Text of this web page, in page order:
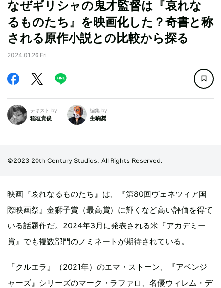
なぜギリシャの鬼才監督は『哀れな
るものたち』を映画化した？奇書と称
される原作小説との比較から探る
2024.01.26 Fri
テキスト by
稲垣貴俊
編集 by
生駒奨
©2023 20th Century Studios. All Rights Reserved.
映画『哀れなるものたち』は、『第80回ヴェネツィア国
際映画祭』金獅子賞（最高賞）に輝くなど高い評価を得て
いる話題作だ。2024年3月に発表される米『アカデミー
賞』でも複数部門のノミネートが期待されている。
『クルエラ』（2021年）のエマ・ストーン、『アベンジ
ャーズ』シリーズのマーク・ラファロ、名優ウィレム・デ